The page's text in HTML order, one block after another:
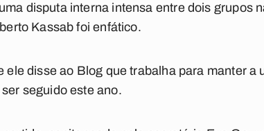
disputa interna intensa entre dois grupos
Kassab foi enfático.
ele disse ao Blog que trabalha para manter
seguido este ano.